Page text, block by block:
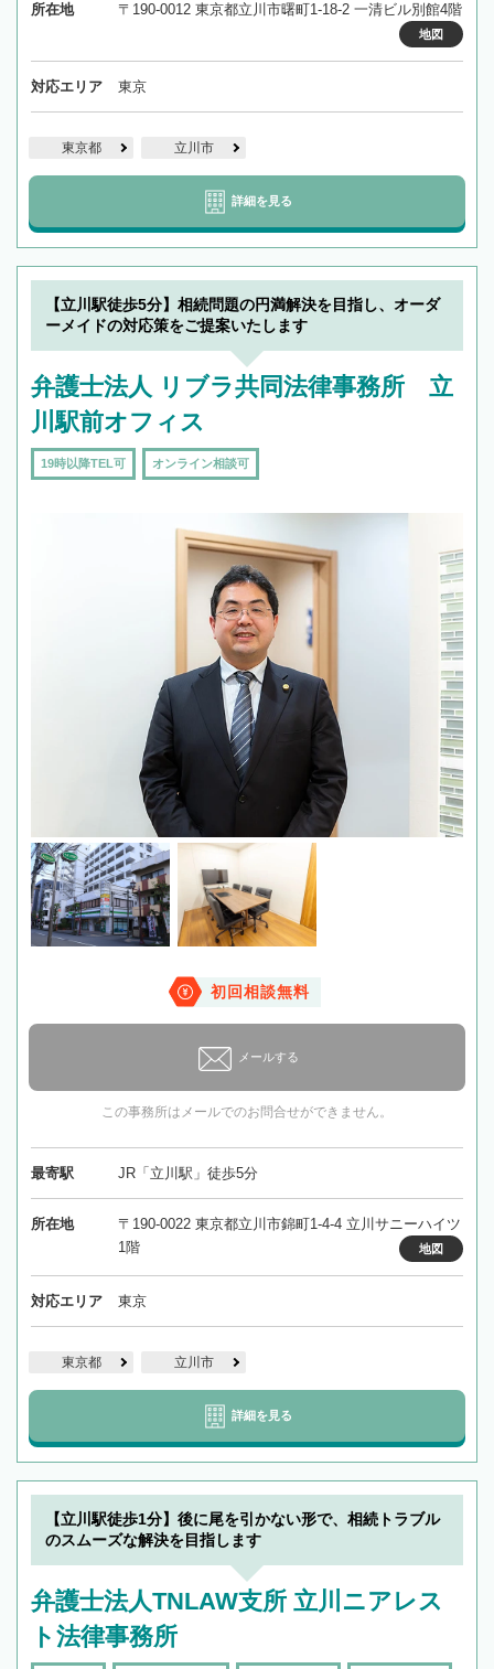
所在地 〒190-0012 東京都立川市曙町1-18-2 一清ビル別館4階
地図
対応エリア 東京
東京都 立川市
詳細を見る
【立川駅徒歩5分】相続問題の円満解決を目指し、オーダ
ーメイドの対応策をご提案いたします
弁護士法人 リブラ共同法律事務所 立
川駅前オフィス
19時以降TEL可 オンライン相談可
初回相談無料
メールする
この事務所はメールでのお問合せができません。
最寄駅 JR「立川駅」徒歩5分
所在地
〒190-0022 東京都立川市錦町1-4-4 立川サニーハイツ
1階
地図
対応エリア 東京
東京都 立川市
詳細を見る
【立川駅徒歩1分】後に尾を引かない形で、相続トラブル
のスムーズな解決を目指します
弁護士法人TNLAW支所 立川ニアレス
ト法律事務所